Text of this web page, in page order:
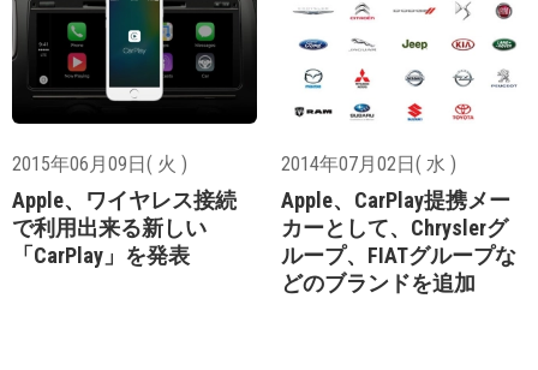
2015年06月09日( 火 )
Apple、ワイヤレス接続
で利用出来る新しい
「CarPlay」を発表
2014年07月02日( 水 )
Apple、CarPlay提携メー
カーとして、Chryslerグ
ループ、FIATグループな
どのブランドを追加